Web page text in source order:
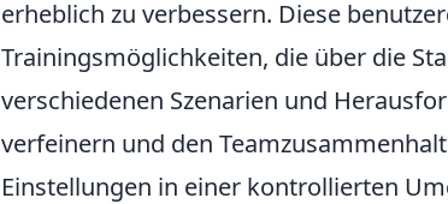
erheblich zu verbessern. Diese
Trainingsmöglichkeiten, die über die
verschiedenen Szenarien und
verfeinern und den
Einstellungen in einer kontrollierten